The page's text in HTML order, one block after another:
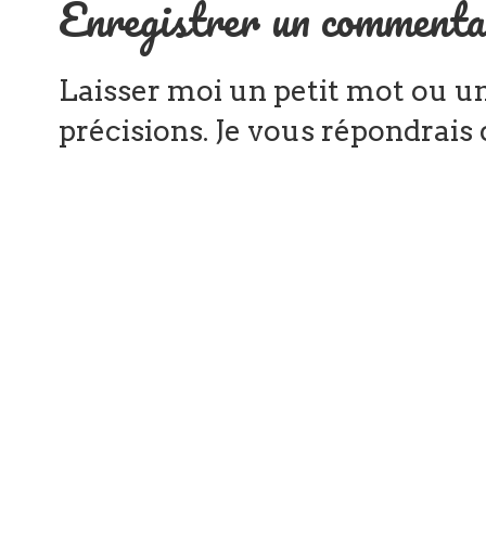
Enregistrer un
Laisser moi un petit mot ou
précisions. Je vous répondrais